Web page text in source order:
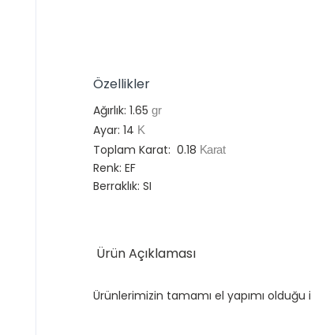
Özellikler
Ağırlık: 1.65 gr
Ayar: 14 K
Toplam Karat: 0.18 Karat
Renk: EF
Berraklık: SI
Ürün Açıklaması
Ürünlerimizin tamamı el yapımı